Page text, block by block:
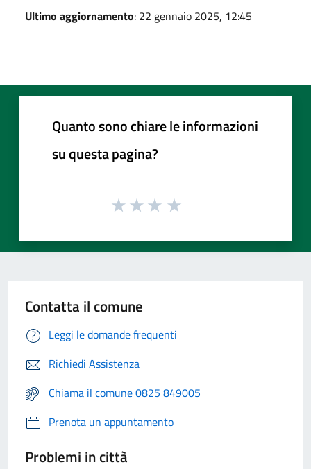
Ultimo aggiornamento: 22 gennaio 2025, 12:45
Quanto sono chiare le informazioni
su questa pagina?
Contatta il comune
Leggi le domande frequenti
Richiedi Assistenza
Chiama il comune 0825 849005
Prenota un appuntamento
Problemi in città